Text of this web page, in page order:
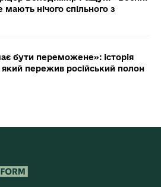
нічого спільного з
бути переможене»: історія
який пережив російський полон